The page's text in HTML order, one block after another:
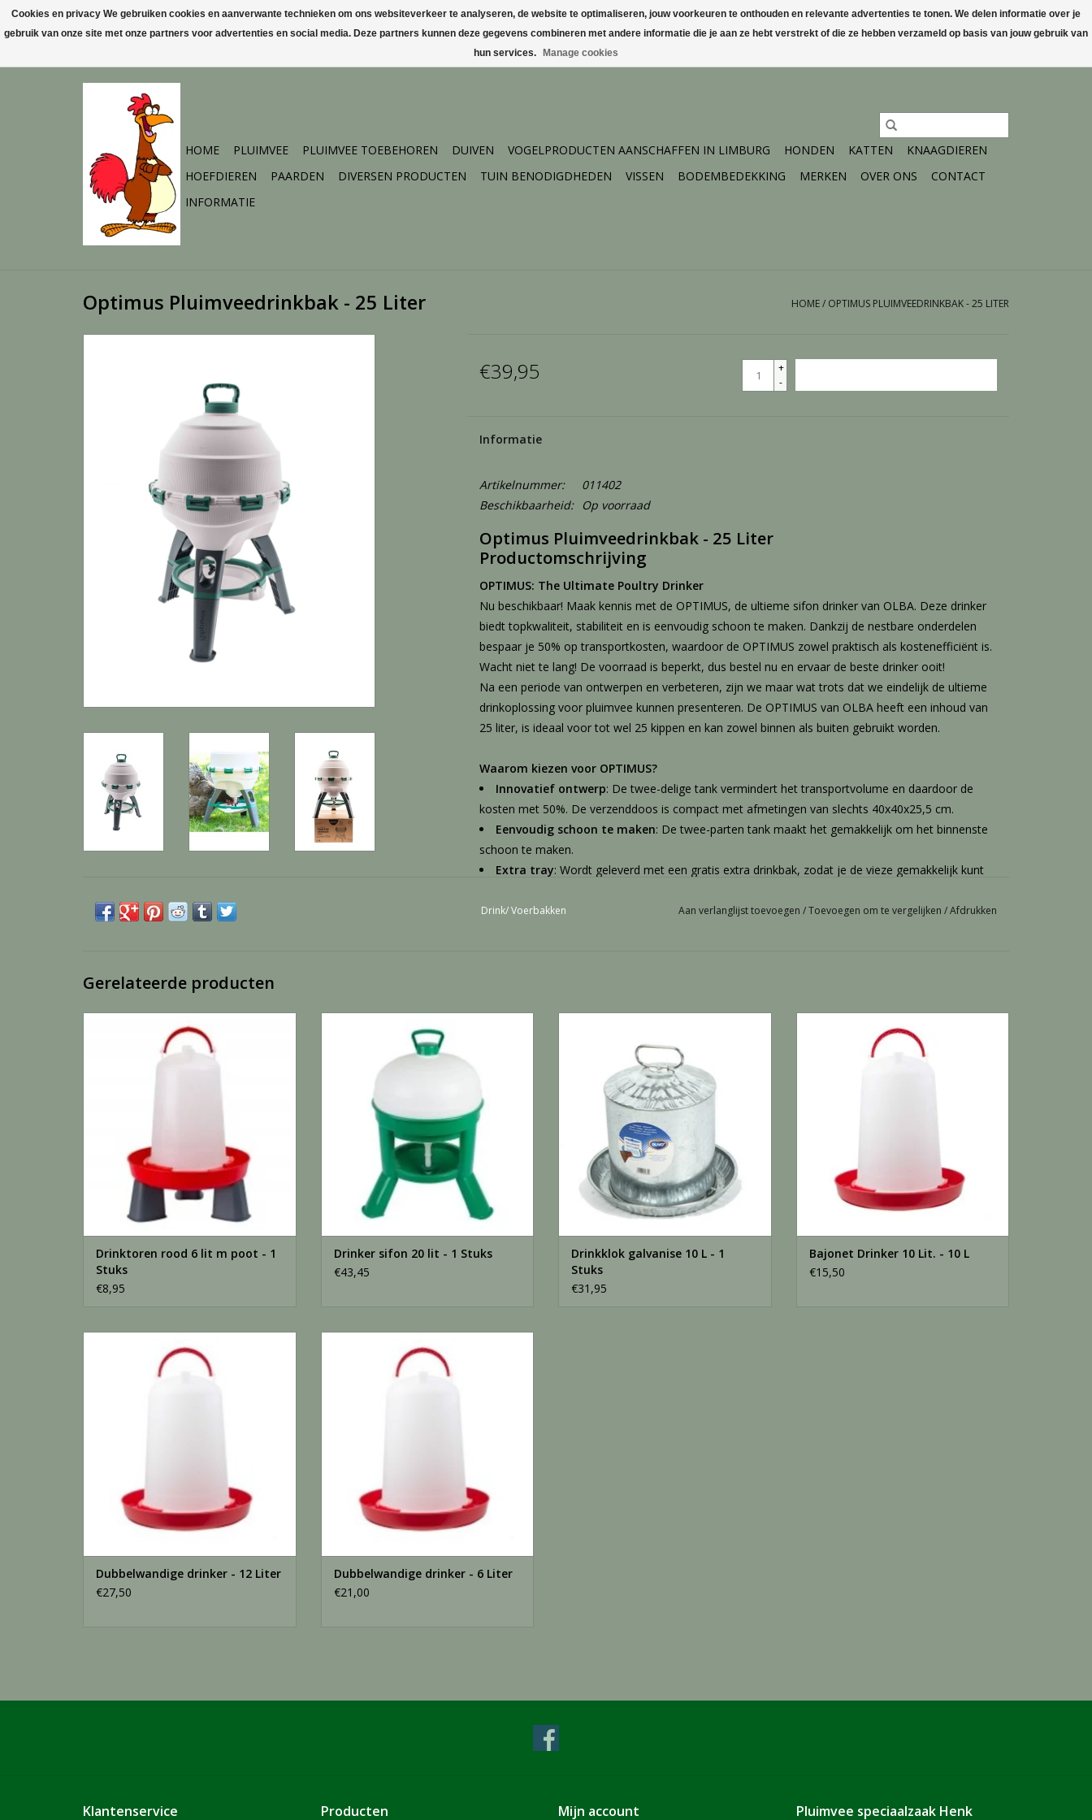
Mijn account / Registreren
HOME PLUIMVEE PLUIMVEE TOEBEHOREN DUIVEN VOGELPRODUCTEN AANSCHAFFEN IN LIMBURG HONDEN KATTEN
KNAAGDIEREN
HOEFDIEREN
PAARDEN DIVERSEN PRODUCTEN TUIN BENODIGDHEDEN VISSEN BODEMBEDEKKING MERKEN OVER ONS
CONTACT
INFORMATIE
Optimus Pluimveedrinkbak - 25 Liter HOME/ OPTIMUS PLUIMVEEDRINKBAK - 25 LITER
€39,95
+
-
Informatie
Artikelnummer:
011402
Beschikbaarheid:
Op voorraad
Optimus Pluimveedrinkbak - 25 Liter
Productomschrijving
OPTIMUS: The Ultimate Poultry Drinker
Nu beschikbaar! Maak kennis met de OPTIMUS, de ultieme sifon drinker van OLBA. Deze drinker
biedt topkwaliteit, stabiliteit en is eenvoudig schoon te maken. Dankzij de nestbare onderdelen
bespaar je 50% op transportkosten, waardoor de OPTIMUS zowel praktisch als kostenefficiënt is.
Wacht niet te lang! De voorraad is beperkt, dus bestel nu en ervaar de beste drinker ooit!
Na een periode van ontwerpen en verbeteren, zijn we maar wat trots dat we eindelijk de ultieme
drinkoplossing voor pluimvee kunnen presenteren. De OPTIMUS van OLBA heeft een inhoud van
25 liter, is ideaal voor tot wel 25 kippen en kan zowel binnen als buiten gebruikt worden.
Waarom kiezen voor OPTIMUS?
Innovatief ontwerp: De twee-delige tank vermindert het transportvolume en daardoor de
kosten met 50%. De verzenddoos is compact met afmetingen van slechts 40x40x25,5 cm.
Eenvoudig schoon te maken: De twee-parten tank maakt het gemakkelijk om het binnenste
schoon te maken.
Extra tray: Wordt geleverd met een gratis extra drinkbak, zodat je de vieze gemakkelijk kunt
Stevige constructie
: Een stabiel ontwerp dat het gewicht van het water eenvoudig
Langdurige afdichtingen: Siliconen afdichtingen bieden een langere levensduur in vergelijking
: Een solide messing ventiel in plaats van een rubberen bal, wat zorgt voor
duurzaamheid voor jarenlang gebruik.
Verstelbaar waterniveau: Siliconen slangen (40mm en 60mm) maken het gemakkelijk om het
waterniveau in de drinkbak aan te passen.
Efficiënte verpakking: De OPTIMUS wordt geleverd in een stevige, bedrukte bruine doos. Per
Europallet (120x80 cm) passen maximaal 48 dozen, of 60 dozen, afhankelijk van de hoogte van
de vrachtwagen/container. Een 40ft HC-container biedt ruimte voor 1680 stuks op pallets.
Let op
: Zet de OPTIMUS op de gewenste locatie voordat je hem vult met water, aangezien hij te
zwaar wordt om te tillen zodra hij gevuld is.
: OPT-G
: 8718426011402
Drink/ Voerbakken Aan verlanglijst toevoegen /Toevoegen om te vergelijken /Afdrukken
Gerelateerde producten
TOEVOEGEN AAN WINKELWAGEN
Drinktoren rood 6 lit m poot - 1
Stuks
€8,95
TOEVOEGEN AAN WINKELWAGEN
Drinker sifon 20 lit - 1 Stuks
€43,45
TOEVOEGEN AAN WINKELWAGEN
Drinkklok galvanise 10 L - 1
Stuks
€31,95
TOEVOEGEN AAN WINKELWAGEN
Bajonet Drinker 10 Lit. - 10 L
€15,50
TOEVOEGEN AAN WINKELWAGEN
Dubbelwandige drinker - 12 Liter
€27,50
TOEVOEGEN AAN WINKELWAGEN
Dubbelwandige drinker - 6 Liter
€21,00
Klantenservice Producten Mijn account Pluimvee speciaalzaak Henk
Cookies en privacy We gebruiken cookies en aanverwante technieken om ons websiteverkeer te analyseren, de website te optimaliseren, jouw voorkeuren te onthouden en relevante advertenties te tonen. We delen informatie over je
gebruik van onze site met onze partners voor advertenties en social media. Deze partners kunnen deze gegevens combineren met andere informatie die je aan ze hebt verstrekt of die ze hebben verzameld op basis van jouw gebruik van
hun services.
Manage cookies